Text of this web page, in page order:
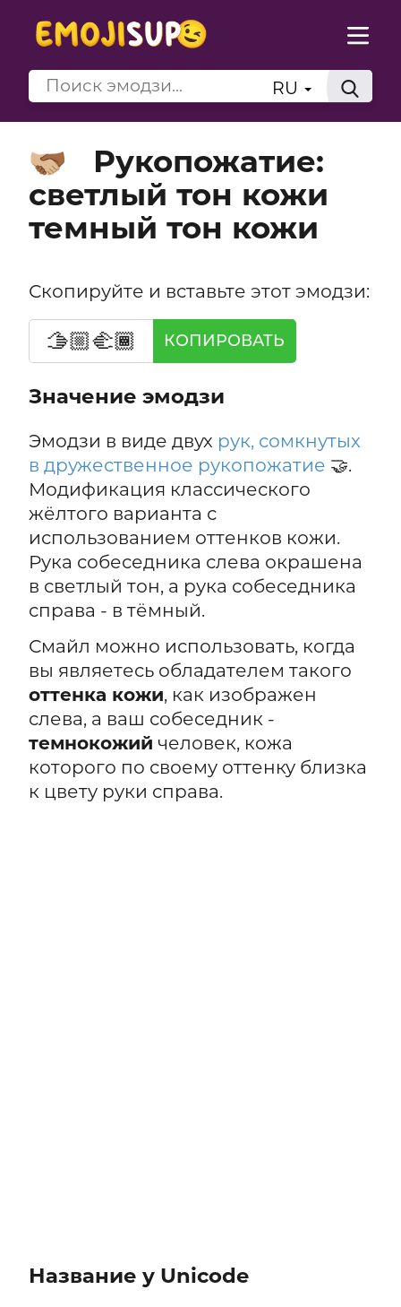
RU
🫱🏼‍🫲🏾
Рукопожатие:
светлый тон кожи
темный тон кожи
Скопируйте и вставьте этот эмодзи:
🫱🏼‍🫲🏾 КОПИРОВАТЬ
Значение эмодзи
Эмодзи в виде двух рук, сомкнутых
в дружественное рукопожатие 🤝.
Модификация классического
жёлтого варианта с
использованием оттенков кожи.
Рука собеседника слева окрашена
в светлый тон, а рука собеседника
справа - в тёмный.
Смайл можно использовать, когда
вы являетесь обладателем такого
оттенка кожи, как изображен
слева, а ваш собеседник -
темнокожий человек, кожа
которого по своему оттенку близка
к цвету руки справа.
Название у Unicode